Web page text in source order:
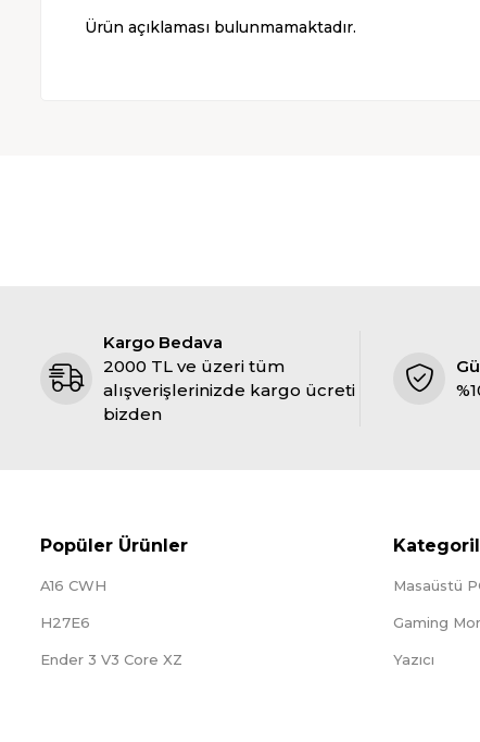
Ürün açıklaması bulunmamaktadır.
Kargo Bedava
2000 TL ve üzeri tüm
alışverişlerinizde kargo ücreti
bizden
Popüler Ürünler
A16 CWH
H27E6
Ender 3 V3 Core XZ
Masaüstü
Gaming
Yazıcı